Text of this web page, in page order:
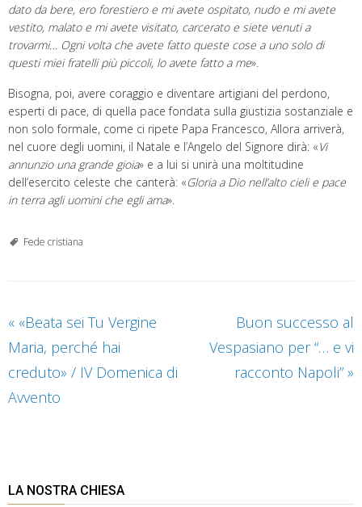
dato da bere, ero forestiero e mi avete ospitato, nudo e mi avete
vestito, malato e mi avete visitato, carcerato e siete venuti a
trovarmi… Ogni volta che avete fatto queste cose a uno solo di
questi miei fratelli più piccoli, lo avete fatto a me».
Bisogna, poi, avere coraggio e diventare artigiani del perdono,
esperti di pace, di quella pace fondata sulla giustizia sostanziale e
non solo formale, come ci ripete Papa Francesco, Allora arriverà,
nel cuore degli uomini, il Natale e l’Angelo del Signore dirà: «Vi
annunzio una grande gioia» e a lui si unirà una moltitudine
dell’esercito celeste che canterà: «Gloria a Dio nell’alto cieli e pace
in terra agli uomini che egli ama».
Fede cristiana
« «Beata sei Tu Vergine
Maria, perché hai
creduto» / IV Domenica di
Avvento
Buon successo al
Vespasiano per “… e vi
racconto Napoli” »
LA NOSTRA CHIESA